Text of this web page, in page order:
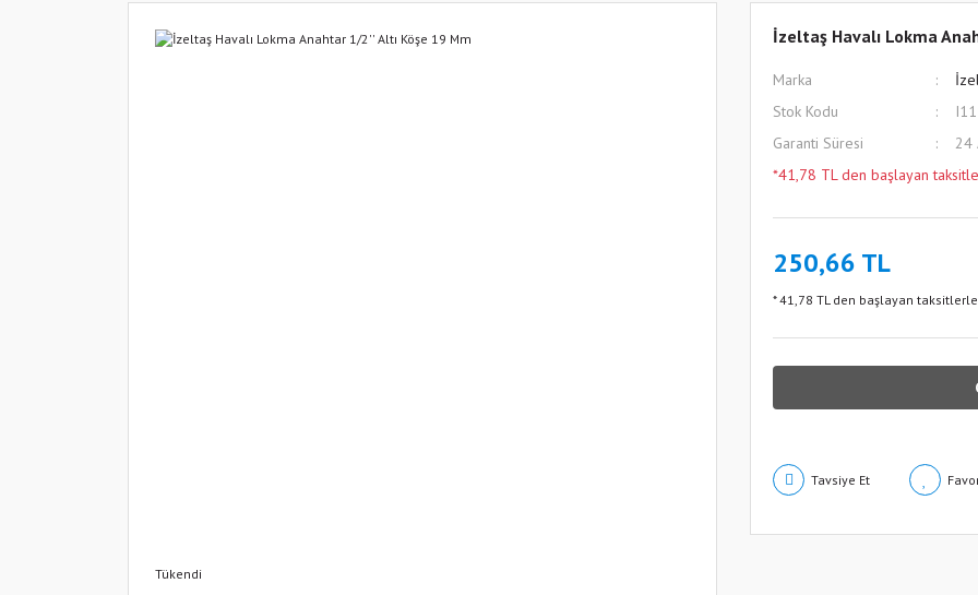
Tükendi
İzeltaş Havalı Lokma
Marka
Stok Kodu
Garanti Süresi
24
*41,78 TL den başlayan
250,66 TL
* 41,78 TL den başlayan
Tavsiye Et